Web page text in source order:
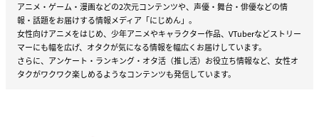
アニメ・ゲーム・漫画などの2次元コンテンツや、声優・舞台・俳優などの情
報・話題をお届けする情報メディア「にじめん」。
女性向けアニメをはじめ、少年アニメやキャラクター作品、VTuberなどストリー
マーにも幅を広げ、オタクが気になる情報を幅広くお届けしています。
さらに、アンケート・ランキング・オタ活（推し活）お役立ち情報など、女性オ
タクがワクワク楽しめるようなコンテンツも発信しています。